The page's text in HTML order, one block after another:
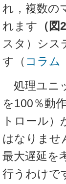
れ，複数の
れます （図2
スタ）シス
す（ コラム
処理ユニ
を100％動
トロール
はなりませ
最大遅延を
行うわけで